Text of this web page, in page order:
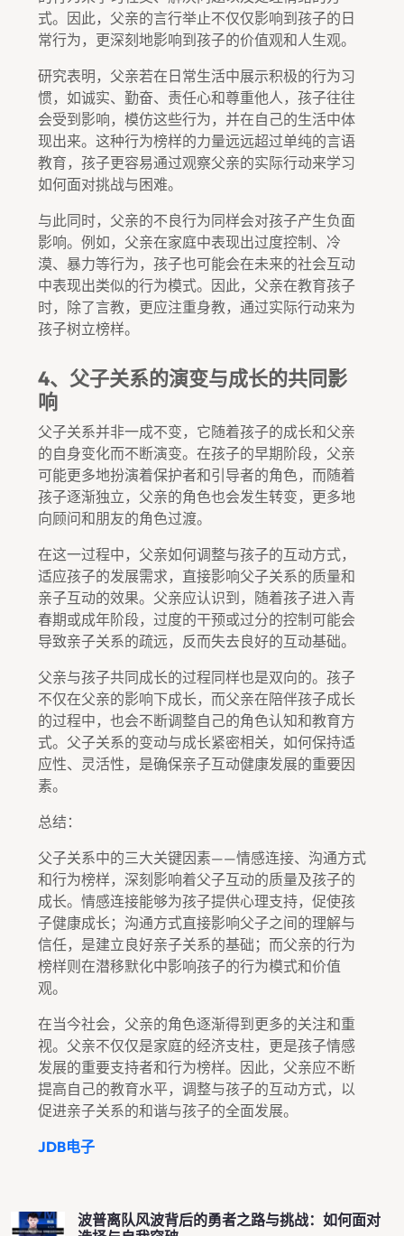
式。因此，父亲的言行举止不仅仅影响到孩子的日
常行为，更深刻地影响到孩子的价值观和人生观。
研究表明，父亲若在日常生活中展示积极的行为习
惯，如诚实、勤奋、责任心和尊重他人，孩子往往
会受到影响，模仿这些行为，并在自己的生活中体
现出来。这种行为榜样的力量远远超过单纯的言语
教育，孩子更容易通过观察父亲的实际行动来学习
如何面对挑战与困难。
与此同时，父亲的不良行为同样会对孩子产生负面
影响。例如，父亲在家庭中表现出过度控制、冷
漠、暴力等行为，孩子也可能会在未来的社会互动
中表现出类似的行为模式。因此，父亲在教育孩子
时，除了言教，更应注重身教，通过实际行动来为
孩子树立榜样。
4、父子关系的演变与成长的共同影
响
父子关系并非一成不变，它随着孩子的成长和父亲
的自身变化而不断演变。在孩子的早期阶段，父亲
可能更多地扮演着保护者和引导者的角色，而随着
孩子逐渐独立，父亲的角色也会发生转变，更多地
向顾问和朋友的角色过渡。
在这一过程中，父亲如何调整与孩子的互动方式，
适应孩子的发展需求，直接影响父子关系的质量和
亲子互动的效果。父亲应认识到，随着孩子进入青
春期或成年阶段，过度的干预或过分的控制可能会
导致亲子关系的疏远，反而失去良好的互动基础。
父亲与孩子共同成长的过程同样也是双向的。孩子
不仅在父亲的影响下成长，而父亲在陪伴孩子成长
的过程中，也会不断调整自己的角色认知和教育方
式。父子关系的变动与成长紧密相关，如何保持适
应性、灵活性，是确保亲子互动健康发展的重要因
素。
总结：
父子关系中的三大关键因素——情感连接、沟通方式
和行为榜样，深刻影响着父子互动的质量及孩子的
成长。情感连接能够为孩子提供心理支持，促使孩
子健康成长；沟通方式直接影响父子之间的理解与
信任，是建立良好亲子关系的基础；而父亲的行为
榜样则在潜移默化中影响孩子的行为模式和价值
观。
在当今社会，父亲的角色逐渐得到更多的关注和重
视。父亲不仅仅是家庭的经济支柱，更是孩子情感
发展的重要支持者和行为榜样。因此，父亲应不断
提高自己的教育水平，调整与孩子的互动方式，以
促进亲子关系的和谐与孩子的全面发展。
JDB电子
波普离队风波背后的勇者之路与挑战：如何面对